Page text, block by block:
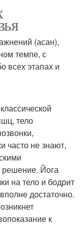
(асан),
темпе, с
всех этапах и
тело
часто не знают,
Йога
на тело и бодрит
достаточно.
к